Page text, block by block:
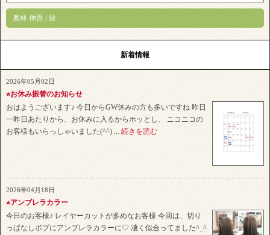
奥林 伸吾 / 綾
新着情報
2026年05月02日
⭐︎お休み振替のお知らせ
おはようございます♪ 今日からGW休みの方も多いですね 昨日
一昨日あたりから、お休みに入るからホッとし、 ニコニコの
お客様もいらっしゃいました(^^) ... 続きを読む
2026年04月18日
⭐︎アンブレラカラー
今日のお客様♪ レイヤーカットが多めなお客様 今回は、切り
っぱなしボブにアンブレラカラーに♡ 凄く似合ってました^_^